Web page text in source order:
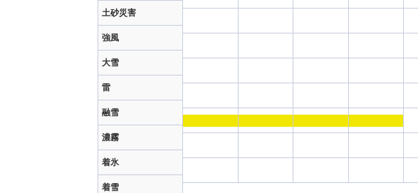
土砂災害
強風
大雪
雷
融雪
濃霧
着氷
着雪